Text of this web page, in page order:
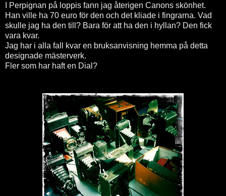
I Perpignan på loppis fann jag återigen Canons skönhet.
Han ville ha 70 euro för den och det kliade i fingrarna. Vad
skulle jag ha den till? Bara för att ha den i hyllan? Den fick
vara kvar.
Jag har i alla fall kvar en bruksanvisning hemma på detta
designade mästerverk.
Fler som har haft en Dial?